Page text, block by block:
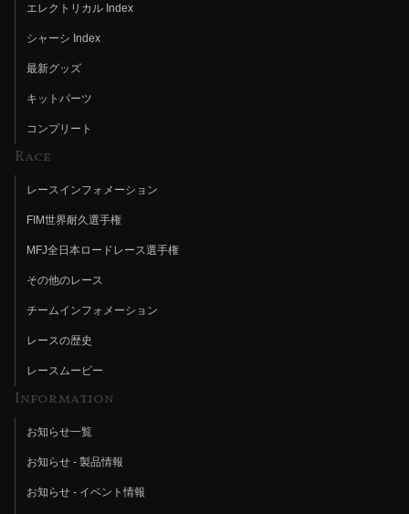
エレクトリカル Index
シャーシ Index
最新グッズ
キットパーツ
コンプリート
Race
レースインフォメーション
FIM世界耐久選手権
MFJ全日本ロードレース選手権
その他のレース
チームインフォメーション
レースの歴史
レースムービー
Information
お知らせ一覧
お知らせ - 製品情報
お知らせ - イベント情報